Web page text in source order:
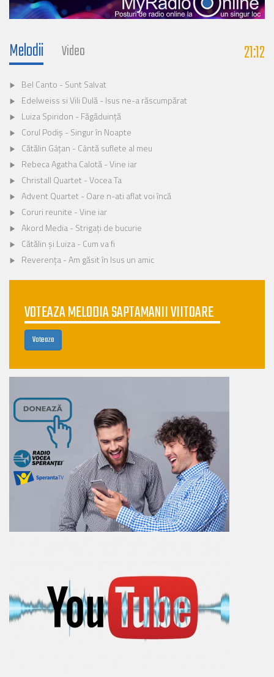
Melodii Video 21:12
Bel Canto - Sunt Salvat
Edelweiss si Vili Dulă - Isus ne-a răscumpărat
Luiza Spiridon - Făgăduință
Corul Podiș - Singur în Noapte
Cătălin Gâțan - Cântă suflete al meu
Rebeca Agatha Calotă - Vine iar
Christall Quartet - Vocea Ta
Advent Quartet - Oare n-ati aflat voi încă
Coruri reunite - Vine iar
Akord Media - Strigați de bucurie
Cătălin și Luiza - Cum va fi
Reverența - Am găsit în Isus un amic
VOTEAZA MELODIA SAPTAMANII VIITOARE
Voteaza